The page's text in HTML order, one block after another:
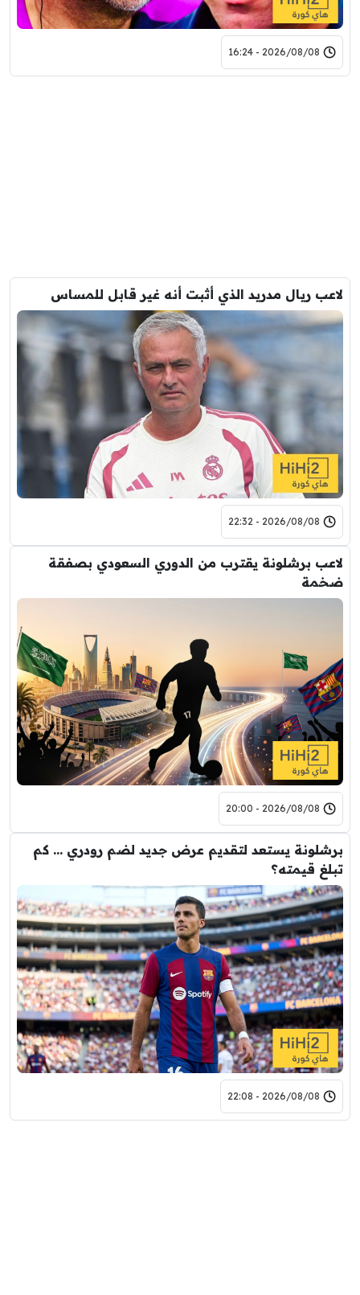
2026/08/08 - 16:24
لاعب ريال مدريد الذي أثبت أنه غير قابل للمساس
2026/08/08 - 22:32
لاعب برشلونة يقترب من الدوري السعودي بصفقة
ضخمة
2026/08/08 - 20:00
برشلونة يستعد لتقديم عرض جديد لضم رودري … كم
تبلغ قيمته؟
2026/08/08 - 22:08